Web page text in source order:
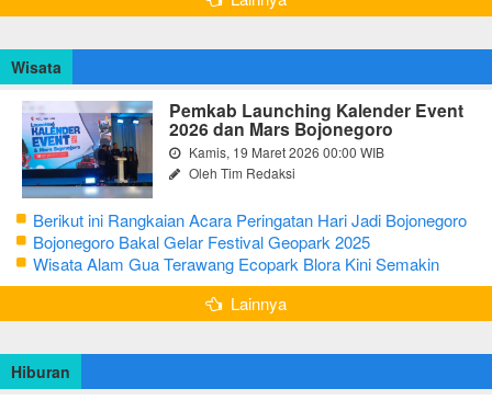
Wisata
Pemkab Launching Kalender Event
2026 dan Mars Bojonegoro
Kamis, 19 Maret 2026 00:00 WIB
Oleh Tim Redaksi
Berikut ini Rangkaian Acara Peringatan Hari Jadi Bojonegoro
Ke-348 Tahun 2025
Bojonegoro Bakal Gelar Festival Geopark 2025
Wisata Alam Gua Terawang Ecopark Blora Kini Semakin
Menarik
Lainnya
Hiburan